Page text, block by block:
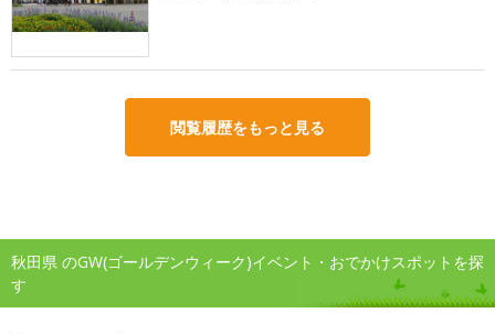
閲覧履歴をもっと見る
秋田県 のGW(ゴールデンウィーク)イベント・おでかけスポットを探
す